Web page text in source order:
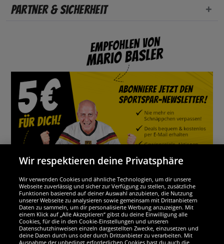
Partner & Sicherheit
Wir sind ausgezeichnet
Wir respektieren deine Privatsphäre
Wir verwenden Cookies und ähnliche Technologien, um dir unsere
Webseite zuverlässig und sicher zur Verfügung zu stellen, zusätzliche
Funktionen basierend auf deiner Auswahl anzubieten, die Nutzung
unserer Webseite zu analysieren sowie gemeinsam mit Drittanbietern
Daten zu sammeln, um dir personalisierte Werbung anzuzeigen. Mit
einem Klick auf „Alle Akzeptieren“ gibst du deine Einwilligung alle
Cookies, für die in den Cookie-Einstellungen und unseren
Datenschutzhinweisen einzeln dargestellten Zwecke, einzusetzen und
deine Daten durch uns oder durch Drittanbieter zu verarbeiten. Mit
Ausnahme der unbedingt erforderlichen Cookies hast du auch die